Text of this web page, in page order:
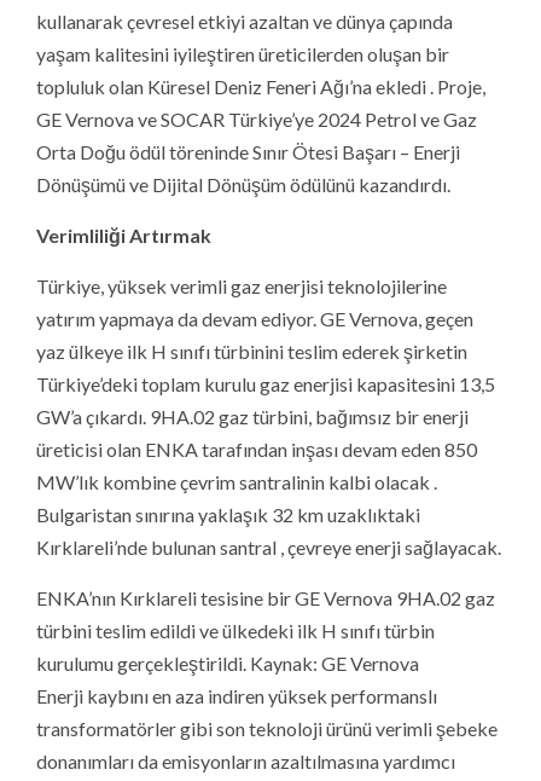
kullanarak çevresel etkiyi azaltan ve dünya çapında
yaşam kalitesini iyileştiren üreticilerden oluşan bir
topluluk olan Küresel Deniz Feneri Ağı’na ekledi . Proje,
GE Vernova ve SOCAR Türkiye’ye 2024 Petrol ve Gaz
Orta Doğu ödül töreninde Sınır Ötesi Başarı – Enerji
Dönüşümü ve Dijital Dönüşüm ödülünü kazandırdı.
Verimliliği Artırmak
Türkiye, yüksek verimli gaz enerjisi teknolojilerine
yatırım yapmaya da devam ediyor. GE Vernova, geçen
yaz ülkeye ilk H sınıfı türbinini teslim ederek şirketin
Türkiye’deki toplam kurulu gaz enerjisi kapasitesini 13,5
GW’a çıkardı. 9HA.02 gaz türbini, bağımsız bir enerji
üreticisi olan ENKA tarafından inşası devam eden 850
MW’lık kombine çevrim santralinin kalbi olacak .
Bulgaristan sınırına yaklaşık 32 km uzaklıktaki
Kırklareli’nde bulunan santral , çevreye enerji sağlayacak.
ENKA’nın Kırklareli tesisine bir GE Vernova 9HA.02 gaz
türbini teslim edildi ve ülkedeki ilk H sınıfı türbin
kurulumu gerçekleştirildi. Kaynak: GE Vernova
Enerji kaybını en aza indiren yüksek performanslı
transformatörler gibi son teknoloji ürünü verimli şebeke
donanımları da emisyonların azaltılmasına yardımcı